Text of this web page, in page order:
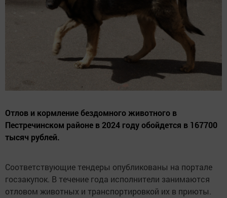
Отлов и кормление бездомного животного в
Пестречинском районе в 2024 году обойдется в 167700
тысяч рублей.
Соответствующие тендеры опубликованы на портале
госзакупок. В течение года исполнители занимаются
отловом животных и транспортировкой их в приюты.